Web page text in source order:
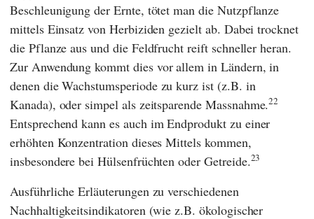
Beschleunigung der Ernte, tötet man die Nutzpflanze
mittels Einsatz von Herbiziden gezielt ab. Dabei trocknet
die Pflanze aus und die Feldfrucht reift schneller heran.
Zur Anwendung kommt dies vor allem in Ländern, in
denen die Wachstumsperiode zu kurz ist (z.B. in
Kanada), oder simpel als zeitsparende Massnahme.22
Entsprechend kann es auch im Endprodukt zu einer
erhöhten Konzentration dieses Mittels kommen,
insbesondere bei Hülsenfrüchten oder Getreide.23
Ausführliche Erläuterungen zu verschiedenen
Nachhaltigkeitsindikatoren (wie z.B. ökologischer